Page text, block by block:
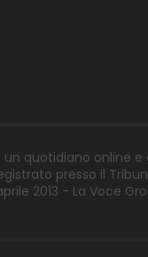
un quotidiano online
presso il
2013 - La Voce